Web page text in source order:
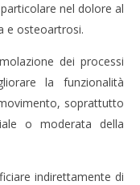
nel dolore al
e osteoartrosi.
dei processi
la funzionalità
soprattutto
o moderata della
indirettamente di